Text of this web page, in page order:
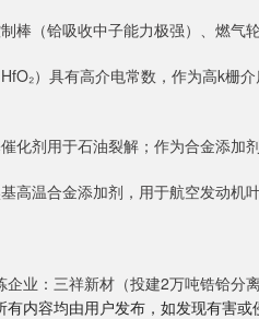
棒（铪吸收中子能力极强）、燃气
HfO₂）具有高介电常数，作为高k
化剂用于石油裂解；作为合金添加
高温合金添加剂，用于航空发动机
业：三祥新材（投建2万吨锆铪分
内容均由用户发布，如发现有害或